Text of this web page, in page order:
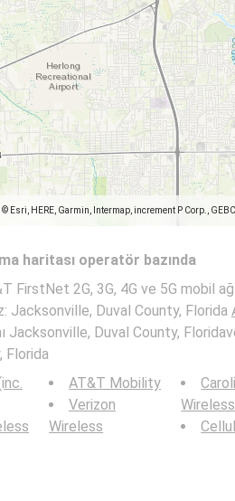
© Esri, HERE, Garmin, Intermap, increment P Corp.,
haritası operatör bazında
FirstNet 2G, 3G, 4G ve 5G mobil
Jacksonville, Duval County, Florida
Jacksonville, Duval County,
Florida
AT&T Mobility
Verizon
Wireless
Wireless